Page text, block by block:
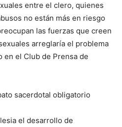
entre el clero, quienes
no están más en riesgo
las fuerzas que creen
arreglaría el problema
en el Club de Prensa de
sacerdotal obligatorio
el desarrollo de